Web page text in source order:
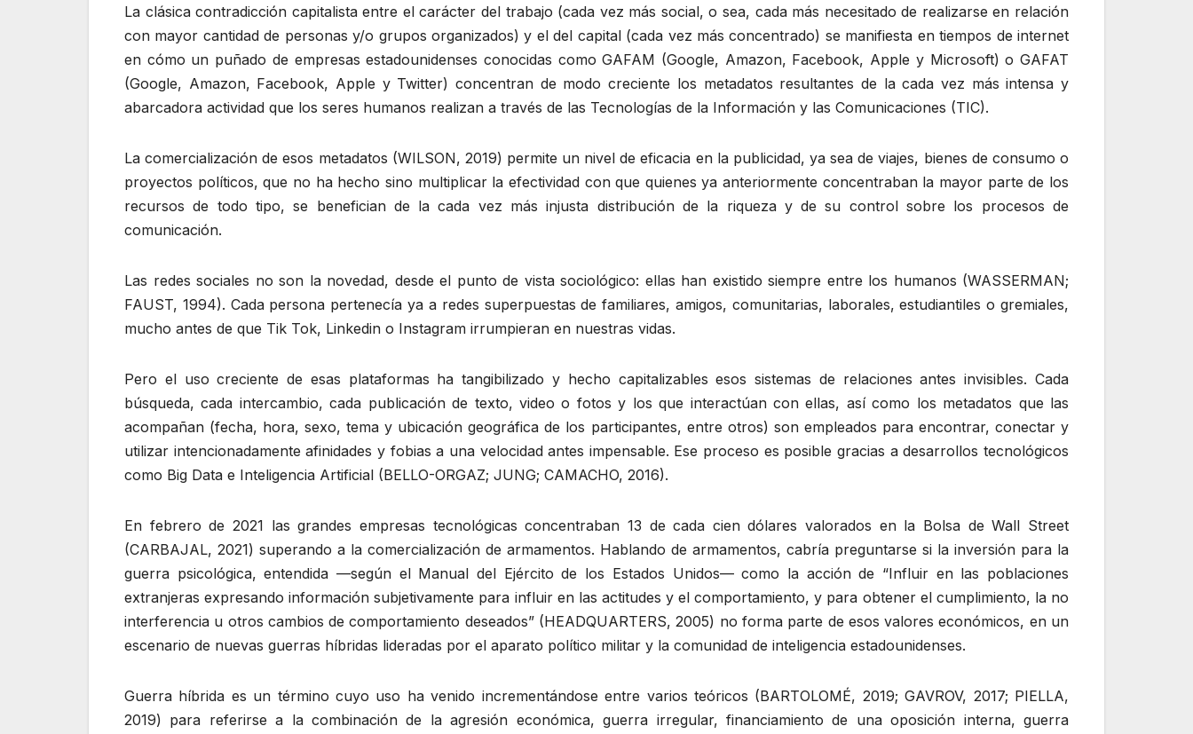
La clásica contradicción capitalista entre el carácter del trabajo (cada vez más social, o sea, cada más necesitado de realizarse en relación
con mayor cantidad de personas y/o grupos organizados) y el del capital (cada vez más concentrado) se manifiesta en tiempos de internet
en cómo un puñado de empresas estadounidenses conocidas como GAFAM (Google, Amazon, Facebook, Apple y Microsoft) o GAFAT
(Google, Amazon, Facebook, Apple y Twitter) concentran de modo creciente los metadatos resultantes de la cada vez más intensa y
abarcadora actividad que los seres humanos realizan a través de las Tecnologías de la Información y las Comunicaciones (TIC).
La comercialización de esos metadatos (WILSON, 2019) permite un nivel de eficacia en la publicidad, ya sea de viajes, bienes de consumo o
proyectos políticos, que no ha hecho sino multiplicar la efectividad con que quienes ya anteriormente concentraban la mayor parte de los
recursos de todo tipo, se benefician de la cada vez más injusta distribución de la riqueza y de su control sobre los procesos de
comunicación.
Las redes sociales no son la novedad, desde el punto de vista sociológico: ellas han existido siempre entre los humanos (WASSERMAN;
FAUST, 1994). Cada persona pertenecía ya a redes superpuestas de familiares, amigos, comunitarias, laborales, estudiantiles o gremiales,
mucho antes de que Tik Tok, Linkedin o Instagram irrumpieran en nuestras vidas.
Pero el uso creciente de esas plataformas ha tangibilizado y hecho capitalizables esos sistemas de relaciones antes invisibles. Cada
búsqueda, cada intercambio, cada publicación de texto, video o fotos y los que interactúan con ellas, así como los metadatos que las
acompañan (fecha, hora, sexo, tema y ubicación geográfica de los participantes, entre otros) son empleados para encontrar, conectar y
utilizar intencionadamente afinidades y fobias a una velocidad antes impensable. Ese proceso es posible gracias a desarrollos tecnológicos
como Big Data e Inteligencia Artificial (BELLO-ORGAZ; JUNG; CAMACHO, 2016).
En febrero de 2021 las grandes empresas tecnológicas concentraban 13 de cada cien dólares valorados en la Bolsa de Wall Street
(CARBAJAL, 2021) superando a la comercialización de armamentos. Hablando de armamentos, cabría preguntarse si la inversión para la
guerra psicológica, entendida —según el Manual del Ejército de los Estados Unidos— como la acción de “Influir en las poblaciones
extranjeras expresando información subjetivamente para influir en las actitudes y el comportamiento, y para obtener el cumplimiento, la no
interferencia u otros cambios de comportamiento deseados” (HEADQUARTERS, 2005) no forma parte de esos valores económicos, en un
escenario de nuevas guerras híbridas lideradas por el aparato político militar y la comunidad de inteligencia estadounidenses.
Guerra híbrida es un término cuyo uso ha venido incrementándose entre varios teóricos (BARTOLOMÉ, 2019; GAVROV, 2017; PIELLA,
2019) para referirse a la combinación de la agresión económica, guerra irregular, financiamiento de una oposición interna, guerra